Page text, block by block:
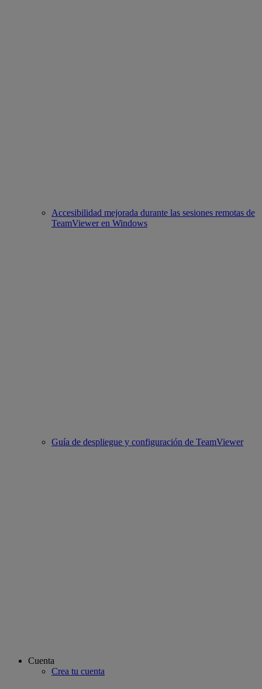
Accesibilidad mejorada durante las sesiones remotas de
TeamViewer en Windows
Guía de despliegue y configuración de TeamViewer
Cuenta
Crea tu cuenta